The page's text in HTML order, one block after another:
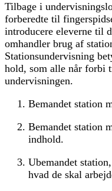
Tilbage i
forberedte til
introducere eleverne til
omhandler brug af
Stationsundervisning
hold, som alle når forbi
undervisningen.
Bemandet station
Bemandet station
indhold.
Ubemandet
hvad de skal